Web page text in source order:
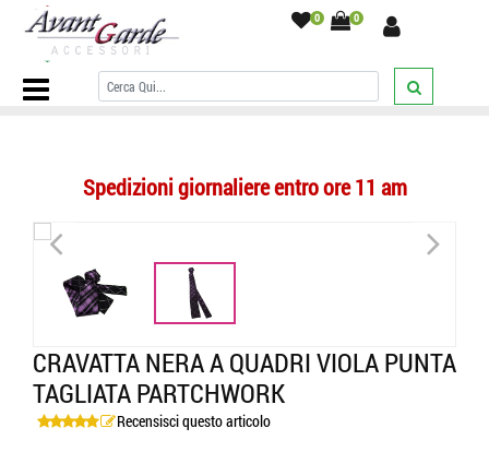
0 0
Home Page/CRAVATTE/A quadri/Cravatta nera a quadri viola
punta tagliata partchwork
Spedizioni giornaliere entro ore 11 am
< >
CRAVATTA NERA A QUADRI VIOLA PUNTA
TAGLIATA PARTCHWORK
Recensisci questo articolo